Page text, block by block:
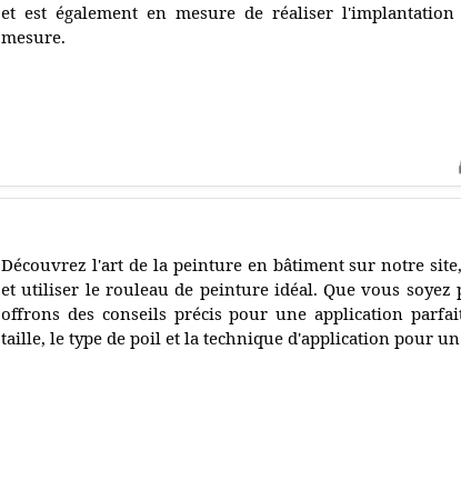
et est également en mesure de réaliser
mesure.
Découvrez l'art de la peinture en bâtiment sur notre
et utiliser le rouleau de peinture idéal. Que vous
offrons des conseils précis pour une application
taille, le type de poil et la technique d'application pour